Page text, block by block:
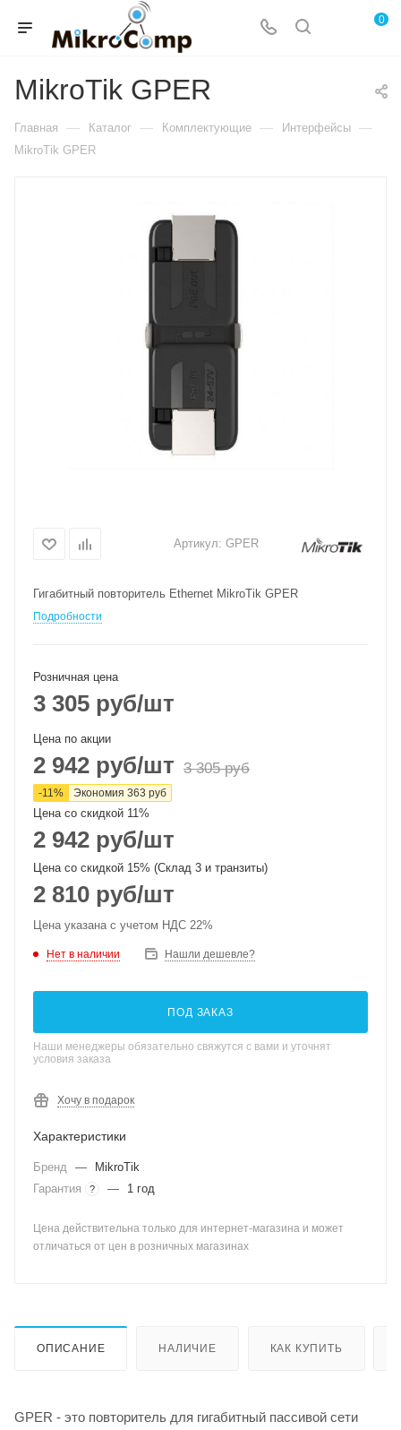
0
MikroTik GPER
Главная — Каталог — Комплектующие — Интерфейсы —
MikroTik GPER
Артикул: GPER
Гигабитный повторитель Ethernet MikroTik GPER
Подробности
Розничная цена
3 305 руб/шт
Цена по акции
2 942 руб/шт 3 305руб
-11% Экономия 363 руб
Цена со скидкой 11%
2 942 руб/шт
Цена со скидкой 15% (Склад 3 и транзиты)
2 810 руб/шт
Цена указана с учетом НДС 22%
Нет в наличии Нашли дешевле?
ПОД ЗАКАЗ
Наши менеджеры обязательно свяжутся с вами и уточнят
условия заказа
Хочу в подарок
Характеристики
Бренд —
MikroTik
Гарантия
? — 1 год
Цена действительна только для интернет-магазина и может
отличаться от цен в розничных магазинах
ОПИСАНИЕ НАЛИЧИЕ КАК КУПИТЬ
GPER - это повторитель для гигабитный пассивой сети